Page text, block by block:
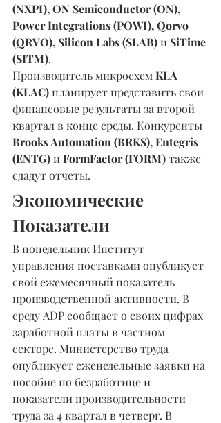
(NXPI), ON Semiconductor (ON),
Power Integrations (POWI), Qorvo
(QRVO), Silicon Labs (SLAB) и SiTime
(SITM).
Производитель микросхем KLA
(KLAC) планирует представить свои
финансовые результаты за второй
квартал в конце среды. Конкуренты
Brooks Automation (BRKS), Entegris
(ENTG) и FormFactor (FORM) также
сдадут отчеты.
Экономические
Показатели
В понедельник Институт
управления поставками опубликует
свой ежемесячный показатель
производственной активности. В
среду ADP сообщает о своих цифрах
заработной платы в частном
секторе. Министерство труда
опубликует еженедельные заявки на
пособие по безработице и
показатели производительности
труда за 4 квартал в четверг. В